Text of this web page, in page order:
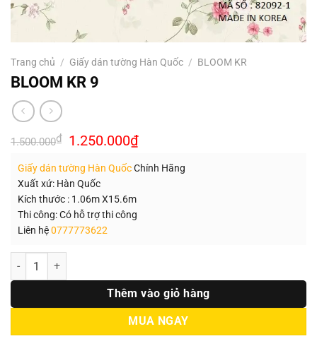
Trang chủ / Giấy dán tường Hàn Quốc / BLOOM KR
BLOOM KR 9
1.500.000₫ Giá
gốc
1.500.000₫.
1.250.000₫Giá
hiện
là:
Giấy dán tường Hàn QuốcChính Hãng
Xuất xứ: Hàn Quốc
Kích thước : 1.06m X15.6m
Thi công: Có hỗ trợ thi công
Liên hệ0777773622
Số lượng
Thêm vào giỏ hàng
MUA NGAY